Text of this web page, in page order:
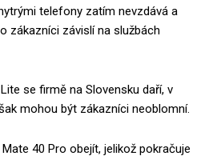
telefony zatím nevzdává a
zákazníci závislí na službách
se firmě na Slovensku daří, v
mohou být zákazníci neoblomní.
40 Pro obejít, jelikož pokračuje